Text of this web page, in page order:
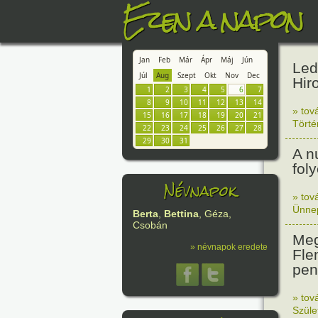
Ezen a napon
Jan Feb Már Ápr Máj
Jún
Júl
Aug Szept Okt Nov
Dec
1
2 3 4 5 6
7
8
9 10 11 12 13
14
15
16 17 18 19 20
21
22
23 24 25 26 27
28
29
30 31
Névnapok
Berta, Bettina, Géza,
Csobán
» névnapok eredete
»
A
»
»